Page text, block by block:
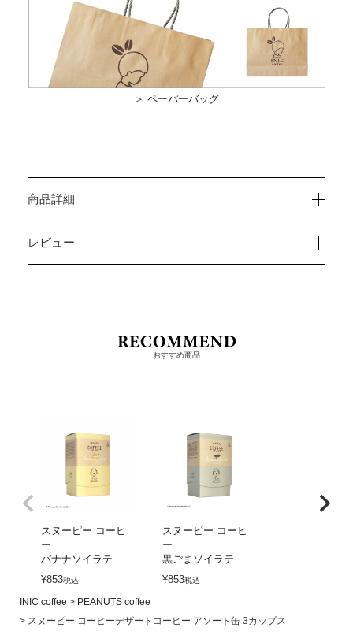
＞ ペーパーバッグ
商品詳細
レビュー
おすすめ商品
スヌーピー コーヒ
ー
バナナソイラテ
¥853税込
スヌーピー コーヒ
ー
黒ごまソイラテ
¥853税込
INIC coffee
PEANUTS coffee
スヌーピー コーヒーデザートコーヒー アソート缶 3カップス